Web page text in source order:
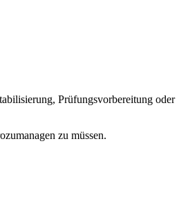
Prüfungsvorbereitung oder
zu müssen.